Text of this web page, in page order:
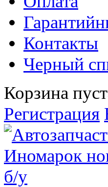
Контакты
Черный
Корзина
Регистрация